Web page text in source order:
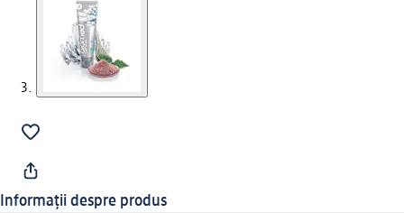
Informații despre produs